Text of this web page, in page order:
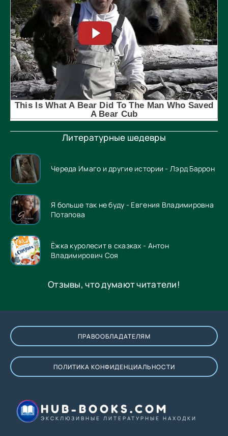
Литературные шедевры
Череда Имаго и другие истории - Лэрд Баррон
Я больше так не буду - Евгения Владимировна
Потапова
Ёжка куролесит в сказках - Антон
Владимирович Соя
Отзывы, что думают читатели!
ПРАВООБЛАДАТЕЛЯМ
ПОЛИТИКА КОНФИДЕНЦИАЛЬНОСТИ
HUB-BOOKS.COM
ЭКСКЛЮЗИВНЫЕ ЛИТЕРАТУРНЫЕ НАХОДКИ